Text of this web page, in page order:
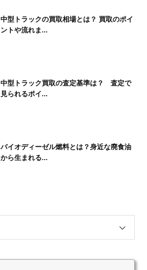
中型トラックの買取相場とは？ 買取のポイ
ントや流れま...
中型トラック買取の査定基準は？ 査定で
見られるポイ...
バイオディーゼル燃料とは？身近な廃食油
から生まれる...